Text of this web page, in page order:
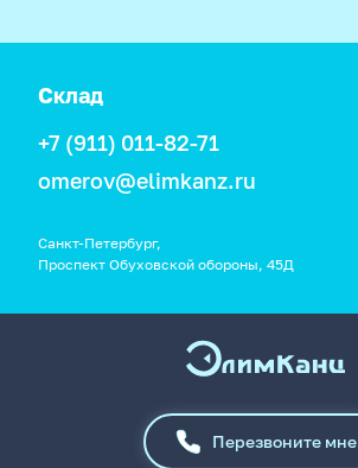
Склад
+7 (911) 011-82-71
omerov@elimkanz.ru
Санкт-Петербург,
Проспект Обуховской обороны, 45Д
Перезвоните мне